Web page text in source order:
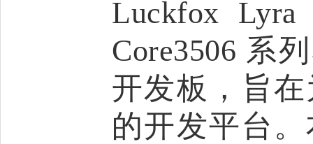
Luckfox
Core3506 系
开发板，旨
的开发平台